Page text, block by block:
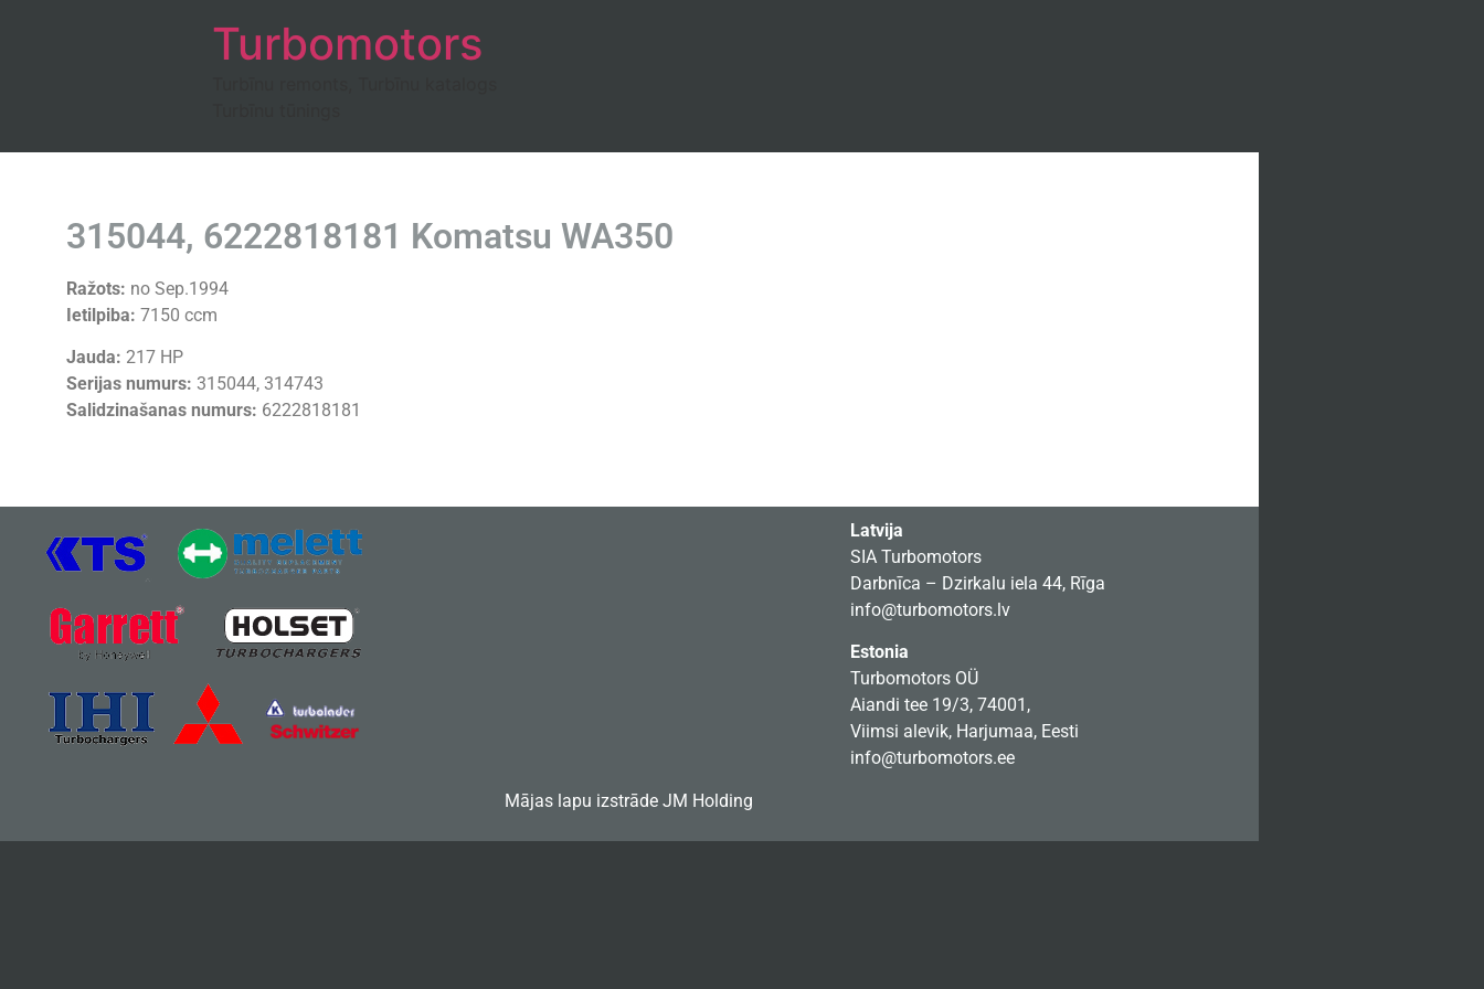
Turbomotors
315044, 6222818181 Komatsu WA350
Ražots: no Sep.1994
Ietilpiba: 7150 ccm
Jauda: 217 HP
Serijas numurs: 315044, 314743
Salidzinašanas numurs: 6222818181
Mājas lapu izstrāde JM Holding
Latvija
SIA Turbomotors
Darbnīca – Dzirkalu iela 44, Rīga
info@turbomotors.lv
Estonia
Turbomotors OÜ
Aiandi tee 19/3, 74001,
Viimsi alevik, Harjumaa, Eesti
info@turbomotors.ee